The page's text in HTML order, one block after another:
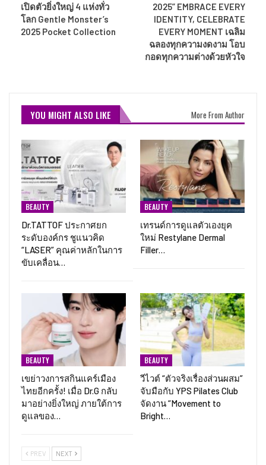
เปิดตัวยิ่งใหญ่ 4 แห่งทั่ว
โลก Gentle Monster’s
2025 Pocket Collection
2025” EMBRACE EVERY
IDENTITY, CELEBRATE
EVERY MOMENT เฉลิม
ฉลองทุกความงดงาม โอบ
กอดทุกความต่างด้วยหัวใจ
YOU MIGHT ALSO LIKE More From Author
BEAUTY
Dr.TATTOF ประกาศยก
ระดับองค์กร ชูแนวคิด
“LASER” คุณค่าหลักในการ
ขับเคลื่อน…
BEAUTY
เทรนด์การดูแลตัวเองยุค
ใหม่ Restylane Dermal
Filler…
BEAUTY
เขย่าวงการสกินแคร์เมือง
ไทยอีกครั้ง! เมื่อ Dr.G กลับ
มาอย่างยิ่งใหญ่ ภายใต้การ
ดูแลของ…
BEAUTY
วีไวต์ “ตัวจริงเรื่องส่วนผสม”
จับมือกับ YPS Pilates Club
จัดงาน “Movement to
Bright…
PREV NEXT